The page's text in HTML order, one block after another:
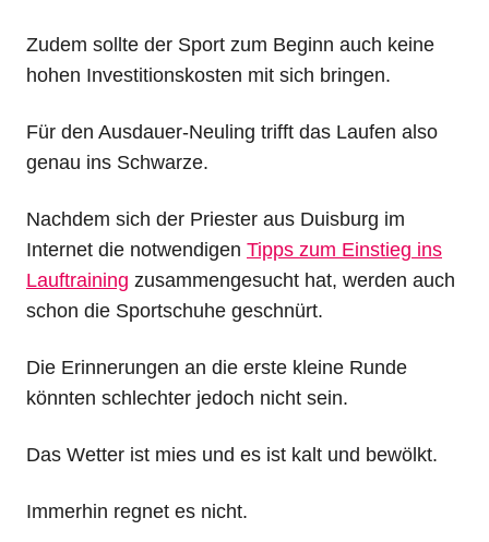
Zudem sollte der Sport zum Beginn auch keine
hohen Investitionskosten mit sich bringen.
Für den Ausdauer-Neuling trifft das Laufen also
genau ins Schwarze.
Nachdem sich der Priester aus Duisburg im
Internet die notwendigen Tipps zum Einstieg ins
Lauftraining zusammengesucht hat, werden auch
schon die Sportschuhe geschnürt.
Die Erinnerungen an die erste kleine Runde
könnten schlechter jedoch nicht sein.
Das Wetter ist mies und es ist kalt und bewölkt.
Immerhin regnet es nicht.